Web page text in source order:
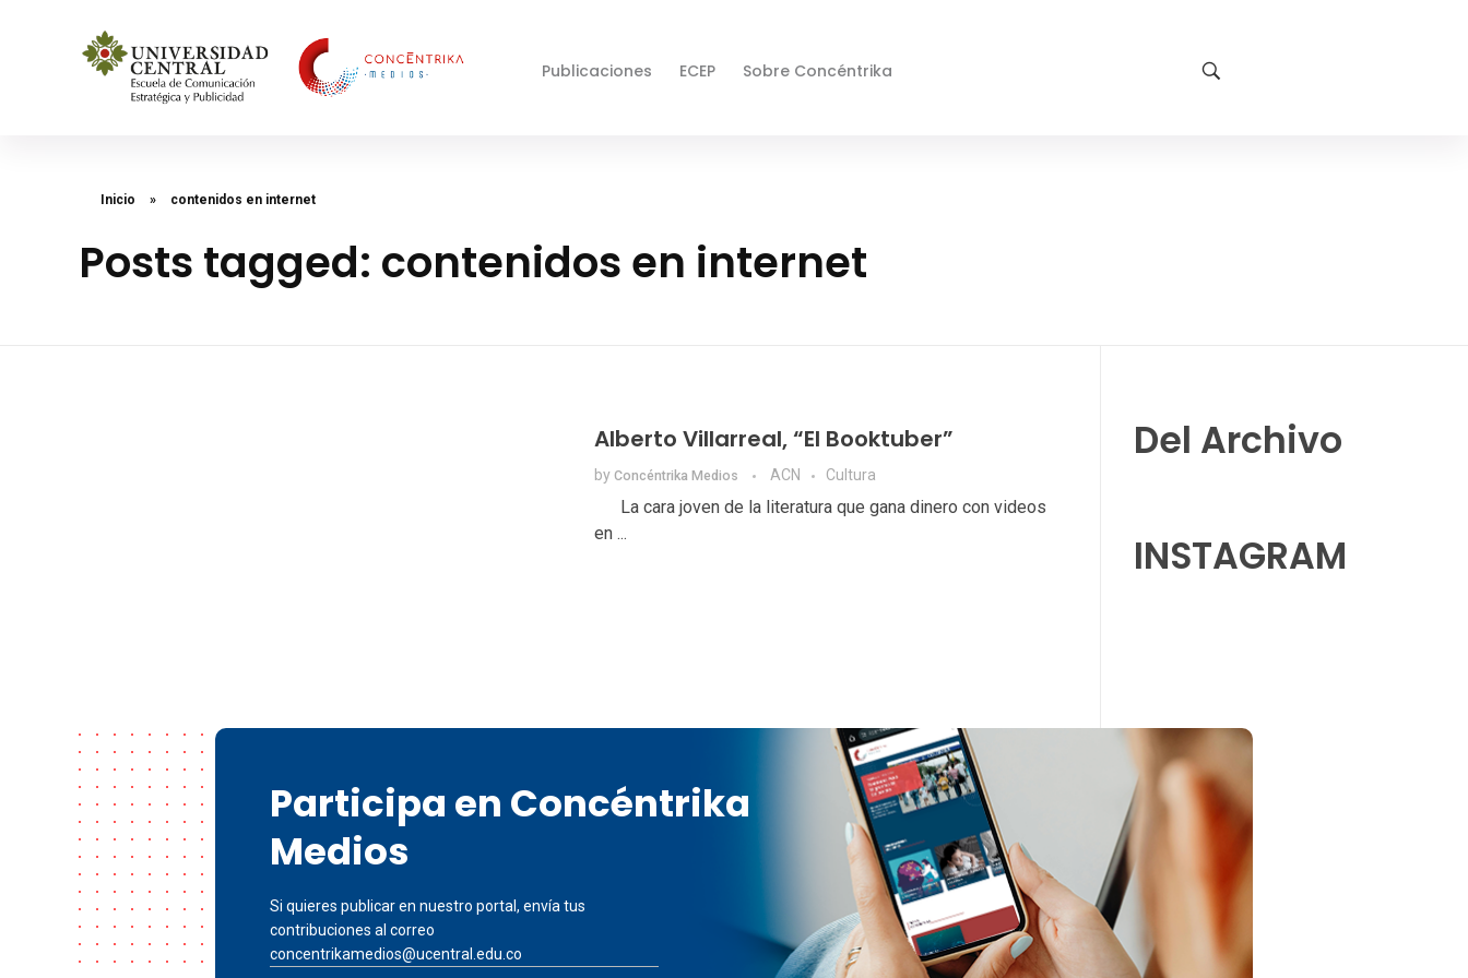
Publicaciones ECEP Sobre Concéntrika
Inicio » contenidos en internet
Posts tagged: contenidos en internet
Alberto Villarreal, “El Booktuber”
by Concéntrika Medios ACN Cultura
La cara joven de la literatura que gana dinero con videos
en ...
Del Archivo
INSTAGRAM
Participa en Concéntrika
Medios
Si quieres publicar en nuestro portal, envía tus
contribuciones al correo
concentrikamedios@ucentral.edu.co